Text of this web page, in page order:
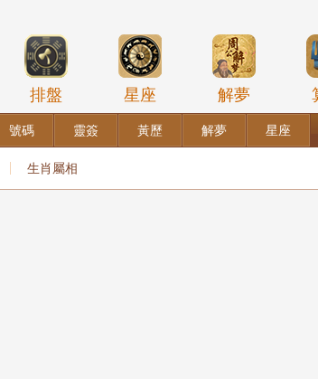
排盤 星座 解夢
號碼 靈簽 黃歷 解夢 星座
生肖屬相